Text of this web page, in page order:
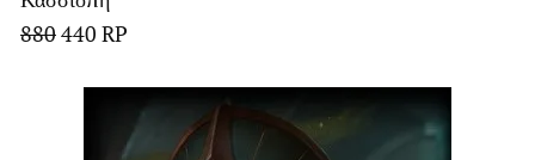
880440 RP